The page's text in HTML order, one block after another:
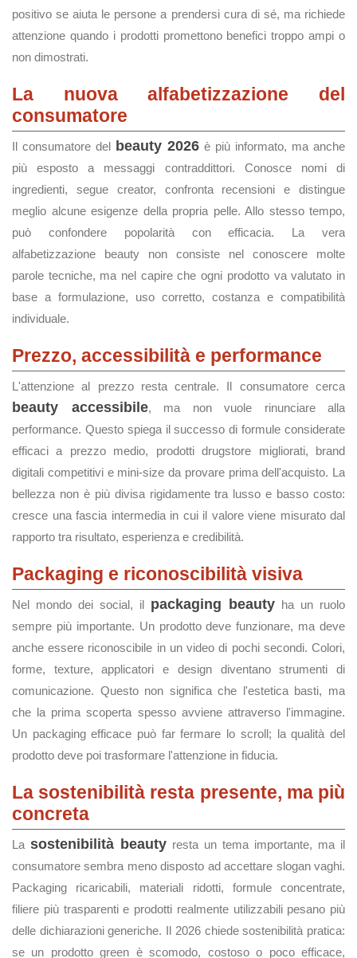
positivo se aiuta le persone a prendersi cura di sé, ma richiede
attenzione quando i prodotti promettono benefici troppo ampi o
non dimostrati.
La nuova alfabetizzazione del
consumatore
Il consumatore del beauty 2026 è più informato, ma anche
più esposto a messaggi contraddittori. Conosce nomi di
ingredienti, segue creator, confronta recensioni e distingue
meglio alcune esigenze della propria pelle. Allo stesso tempo,
può confondere popolarità con efficacia. La vera
alfabetizzazione beauty non consiste nel conoscere molte
parole tecniche, ma nel capire che ogni prodotto va valutato in
base a formulazione, uso corretto, costanza e compatibilità
individuale.
Prezzo, accessibilità e performance
L'attenzione al prezzo resta centrale. Il consumatore cerca
beauty accessibile, ma non vuole rinunciare alla
performance. Questo spiega il successo di formule considerate
efficaci a prezzo medio, prodotti drugstore migliorati, brand
digitali competitivi e mini-size da provare prima dell'acquisto. La
bellezza non è più divisa rigidamente tra lusso e basso costo:
cresce una fascia intermedia in cui il valore viene misurato dal
rapporto tra risultato, esperienza e credibilità.
Packaging e riconoscibilità visiva
Nel mondo dei social, il packaging beauty ha un ruolo
sempre più importante. Un prodotto deve funzionare, ma deve
anche essere riconoscibile in un video di pochi secondi. Colori,
forme, texture, applicatori e design diventano strumenti di
comunicazione. Questo non significa che l'estetica basti, ma
che la prima scoperta spesso avviene attraverso l'immagine.
Un packaging efficace può far fermare lo scroll; la qualità del
prodotto deve poi trasformare l'attenzione in fiducia.
La sostenibilità resta presente, ma più
concreta
La sostenibilità beauty resta un tema importante, ma il
consumatore sembra meno disposto ad accettare slogan vaghi.
Packaging ricaricabili, materiali ridotti, formule concentrate,
filiere più trasparenti e prodotti realmente utilizzabili pesano più
delle dichiarazioni generiche. Il 2026 chiede sostenibilità pratica:
se un prodotto green è scomodo, costoso o poco efficace,